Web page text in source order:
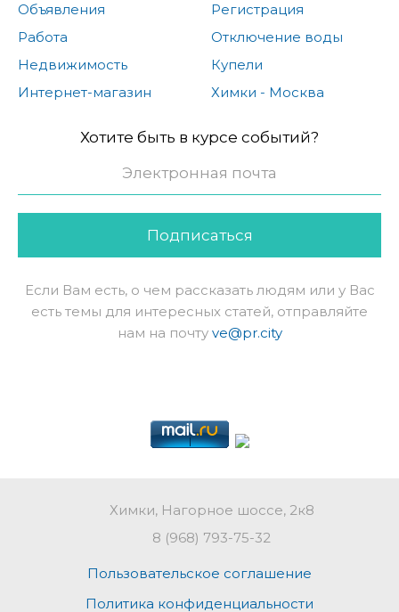
Объявления
Работа
Недвижимость
Интернет-магазин
Регистрация
Отключение воды
Купели
Химки - Москва
Хотите быть в курсе событий?
Подписаться
Если Вам есть, о чем рассказать людям или у Вас
есть темы для интересных статей, отправляйте
нам на почту ve@pr.city
Химки, Нагорное шоссе, 2к8
8 (968) 793-75-32
Пользовательское соглашение
Политика конфиденциальности